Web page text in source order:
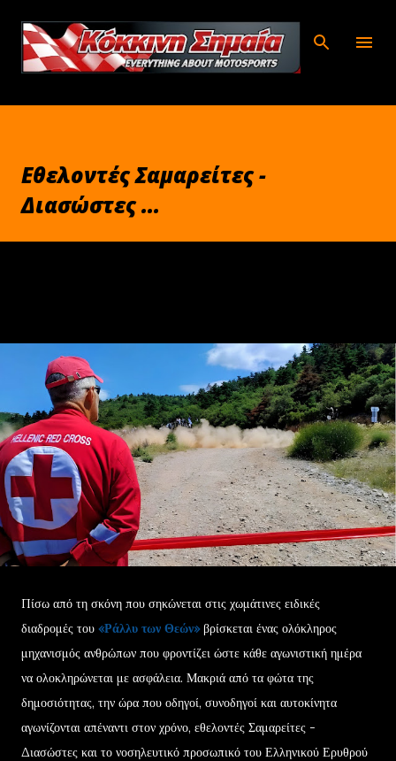
Μετάβαση στο κύριο περιεχόμενο
Εθελοντές Σαμαρείτες -
Διασώστες ...
Πίσω από τη σκόνη που σηκώνεται στις χωμάτινες ειδικές
διαδρομές του «Ράλλυ των Θεών»βρίσκεται ένας ολόκληρος
μηχανισμός ανθρώπων που φροντίζει ώστε κάθε αγωνιστική ημέρα
να ολοκληρώνεται με ασφάλεια. Μακριά από τα φώτα της
δημοσιότητας, την ώρα που οδηγοί, συνοδηγοί και αυτοκίνητα
αγωνίζονται απέναντι στον χρόνο, εθελοντές Σαμαρείτες -
Διασώστες και το νοσηλευτικό προσωπικό του Ελληνικού Ερυθρού